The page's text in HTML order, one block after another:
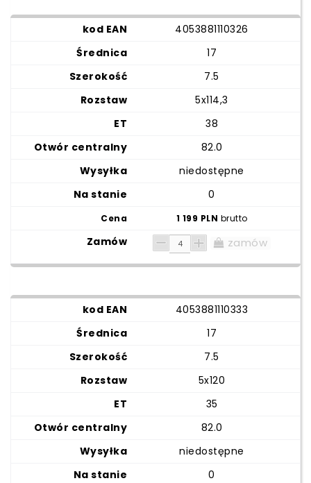
4053881110326
17
7.5
5x114,3
38
82.0
niedostępne
0
1 199 PLN brutto
zamów
4053881110333
17
7.5
5x120
35
82.0
niedostępne
0